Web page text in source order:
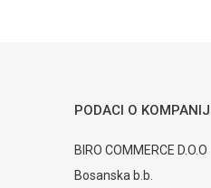
Trenutno nema
PODACI O
BIRO COMMERCE D.O.O
Bosanska b.b.